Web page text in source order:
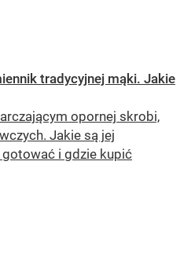
tradycyjnej mąki. Jakie
opornej skrobi,
Jakie są jej
i gdzie kupić